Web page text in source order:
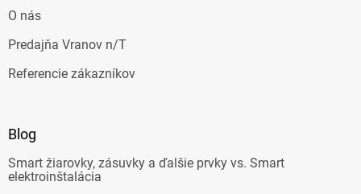
O nás
Predajňa Vranov n/T
Referencie zákazníkov
Blog
Smart žiarovky, zásuvky a ďalšie prvky vs. Smart
elektroinštalácia